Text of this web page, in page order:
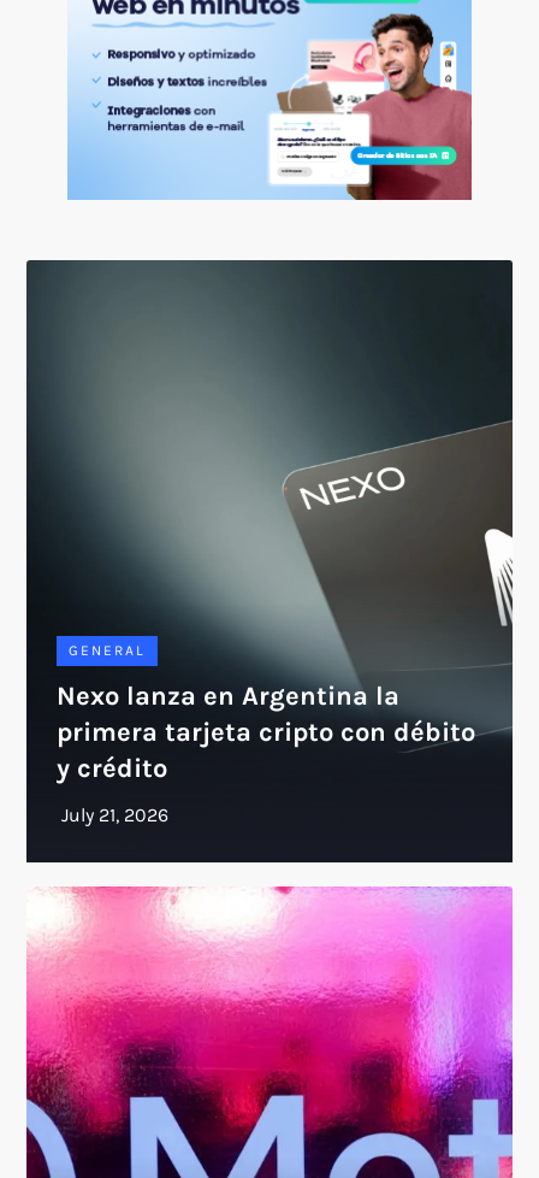
GENERAL
Nexo lanza en Argentina la
primera tarjeta cripto con débito
y crédito